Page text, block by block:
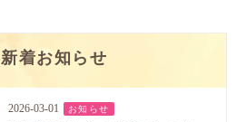
新着お知らせ
2026-03-01 お知らせ